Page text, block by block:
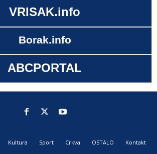
VRISAK.info
Borak.info
ABCPORTAL
Kultura Sport Crkva OSTALO
Kontakt